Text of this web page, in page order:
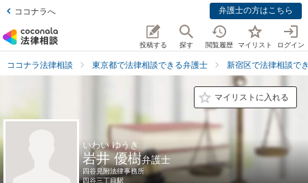
ココナラへ 弁護士の方はこちら
投稿する 探す 閲覧履歴 マイリスト ログイン
ココナラ法律相談 東京都で法律相談できる弁護士 新宿区で法律相談で
マイリストに入れる
いわい ゆうき
岩井 優樹弁護士
四谷見附法律事務所
四谷三丁目駅